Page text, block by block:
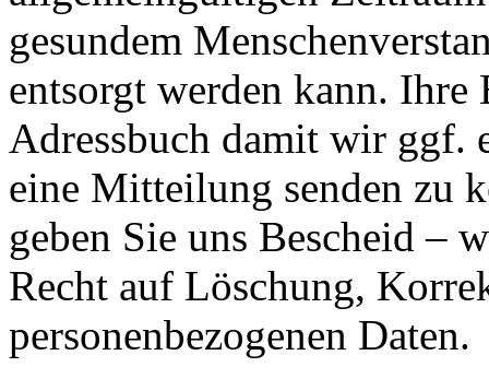
gesundem
entsorgt werden kann.
Adressbuch damit wir ggf.
eine Mitteilung senden zu
geben Sie uns Bescheid –
Recht auf Löschung,
personenbezogenen Daten.